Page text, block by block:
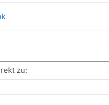
Link/URL